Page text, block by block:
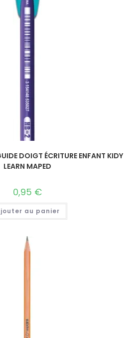
DOIGT ÉCRITURE ENFANT KIDY
LEARN MAPED
0,95 €
au panier